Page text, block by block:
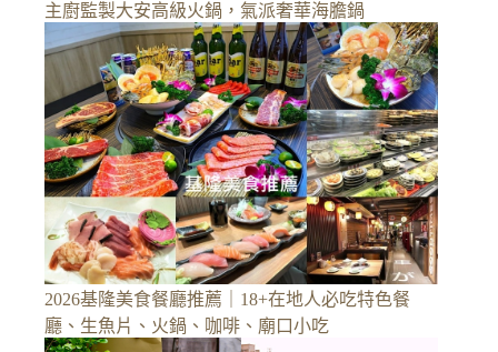
主廚監製大安高級火鍋，氣派奢華海膽鍋
2026基隆美食餐廳推薦｜18+在地人必吃特色餐
廳、生魚片、火鍋、咖啡、廟口小吃